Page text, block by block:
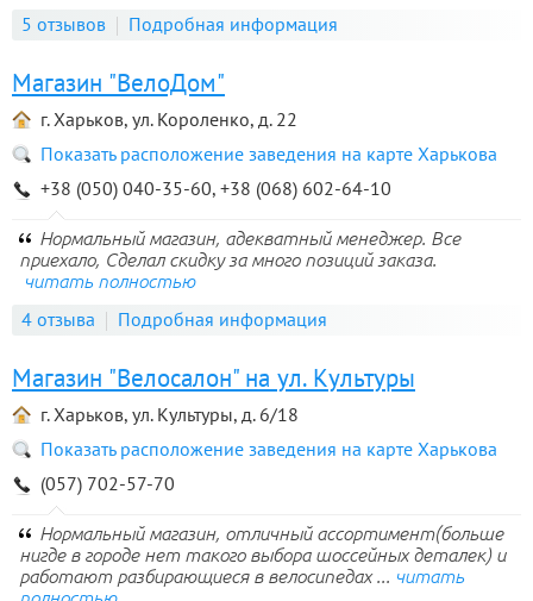
5 отзывов Подробная информация
Магазин "ВелоДом"
г. Харьков, ул. Короленко, д. 22
Показать расположение заведения на карте Харькова
+38 (050) 040-35-60, +38 (068) 602-64-10
Нормальный магазин, адекватный менеджер. Все
приехало, Сделал скидку за много позиций заказа.
читать полностью
4 отзыва Подробная информация
Магазин "Велосалон" на ул. Культуры
г. Харьков, ул. Культуры, д. 6/18
Показать расположение заведения на карте Харькова
(057) 702-57-70
Нормальный магазин, отличный ассортимент(больше
нигде в городе нет такого выбора шоссейных деталек) и
работают разбирающиеся в велосипедах ... читать